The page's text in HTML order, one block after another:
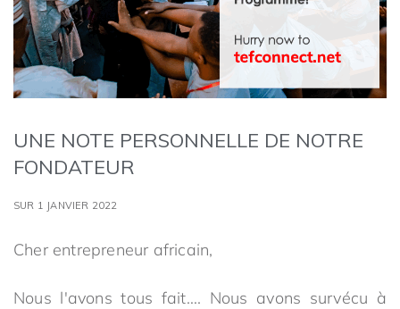
UNE NOTE PERSONNELLE DE NOTRE
FONDATEUR
SUR 1 JANVIER 2022
Cher entrepreneur africain,
Nous l'avons tous fait…. Nous avons survécu à